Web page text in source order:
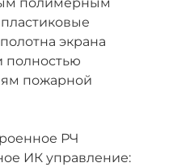
экрана
полностью
пожарной
РЧ
ИК управление: